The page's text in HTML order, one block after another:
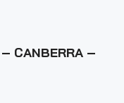
CANBERRA –